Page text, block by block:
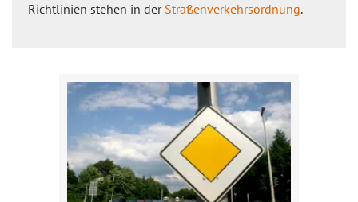
Richtlinien stehen in der Straßenverkehrsordnung.